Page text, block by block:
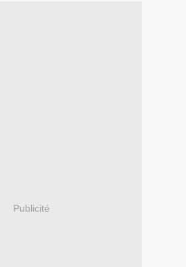
Publicité